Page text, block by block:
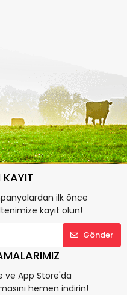
KAYIT
ilk önce
kayıt olun!
Gönder
ve App Store'da
hemen indirin!